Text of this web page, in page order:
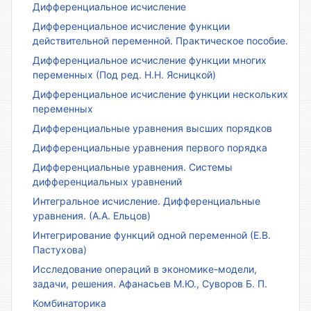
Дифференциальное исчисление
Дифференциальное исчисление функции
действительной переменной. Практическое пособие.
Дифференциальное исчисление функции многих
переменных (Под ред. Н.Н. Ясницкой)
Дифференциальное исчисление функции нескольких
переменных
Дифференциальные уравнения высших порядков
Дифференциальные уравнения первого порядка
Дифференциальные уравнения. Системы
дифференциальных уравнений
Интегральное исчисление. Дифференциальные
уравнения. (А.А. Ельцов)
Интегрирование функций одной переменной (Е.В.
Пастухова)
Исследование операций в экономике-модели,
задачи, решения. Афанасьев М.Ю., Суворов Б. П.
Комбинаторика